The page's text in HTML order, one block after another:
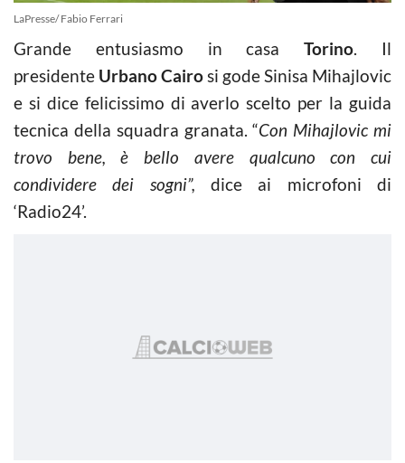
LaPresse/ Fabio Ferrari
Grande entusiasmo in casaTorino. Il
presidente Urbano Cairosi gode Sinisa Mihajlovic
e si dice felicissimo di averlo scelto per la guida
tecnica della squadra granata. “Con Mihajlovic mi
trovo bene, è bello avere qualcuno con cui
condividere dei sogni”, dice ai microfoni di
‘Radio24’.